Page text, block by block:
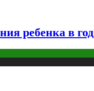
ребенка в год